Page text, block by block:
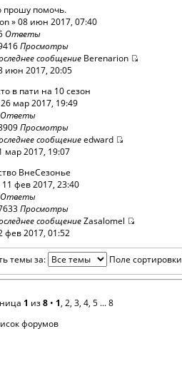
прошу помочь.
» 08 июн 2017, 07:40
Ответы
Просмотры
сообщение Berenarion
июн 2017, 20:05
в пати на 10 сезон
мар 2017, 19:49
Ответы
Просмотры
сообщениеedward
мар 2017, 19:07
ВнеСезонье
11 фев 2017, 23:40
Ответы
Просмотры
сообщениеZasalomel
фев 2017, 01:52
темы за: Поле сортировки
1 из8 • 1, 2, 3, 4, 5 ...8
форумов